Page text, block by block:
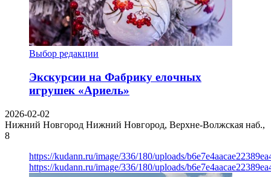
Выбор редакции
Экскурсии на Фабрику елочных
игрушек «Ариель»
2026-02-02
Нижний Новгород Нижний Новгород, Верхне-Волжская наб.,
8
https://kudann.ru/image/336/180/uploads/
https://kudann.ru/image/336/180/uploads/